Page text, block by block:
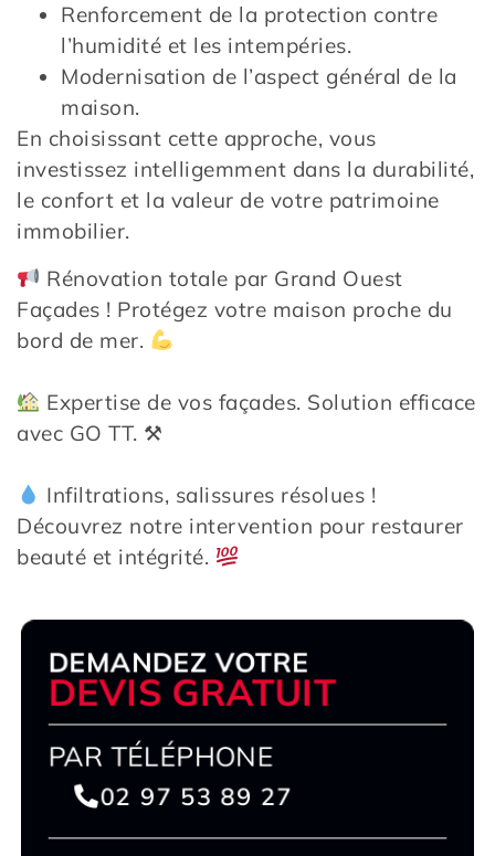
Renforcement de la protection contre
l’humidité et les intempéries.
Modernisation de l’aspect général de la
maison.
En choisissant cette approche, vous
investissez intelligemment dans la durabilité,
le confort et la valeur de votre patrimoine
immobilier.
Rénovation totale par Grand Ouest
Façades ! Protégez votre maison proche du
bord de mer.
Expertise de vos façades. Solution efficace
avec GO TT. ⚒
Infiltrations, salissures résolues !
Découvrez notre intervention pour restaurer
beauté et intégrité.
DEMANDEZ VOTRE
DEVIS GRATUIT
PAR TÉLÉPHONE
02 97 53 89 27